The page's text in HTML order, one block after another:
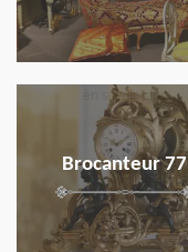
Brocanteur 77
en savoir plus